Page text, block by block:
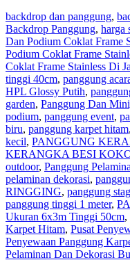
backdrop dan panggung,
Backdrop Panggung, harga
Dan Podium Coklat Frame
Podium Coklat Frame
Coklat Frame Stainless Di
tinggi 40cm, panggung
HPL Glossy Putih,
garden, Panggung Dan
podium, panggung event,
biru, panggung karpet hitam,
kecil, PANGGUNG
KERANGKA BESI
outdoor, Panggung
pelaminan dekorasi,
RINGGING, panggung
panggung tinggi 1 meter,
Ukuran 6x3m Tinggi 50cm,
Karpet Hitam, Pusat
Penyewaan Panggung
Pelaminan Dan Dekorasi